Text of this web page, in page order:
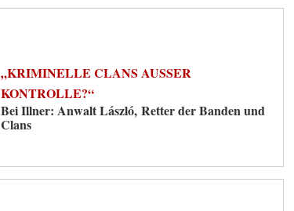
„KRIMINELLE CLANS AUSSER K
ONTROLLE?“
Bei Illner: Anwalt László, Retter der Banden und
Clans